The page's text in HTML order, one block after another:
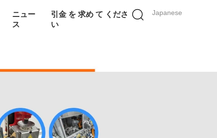
Japanese
ニュー
ス
引金 を 求め て くださ
い